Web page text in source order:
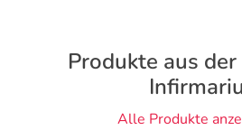
Produkte aus
Alle Produkte